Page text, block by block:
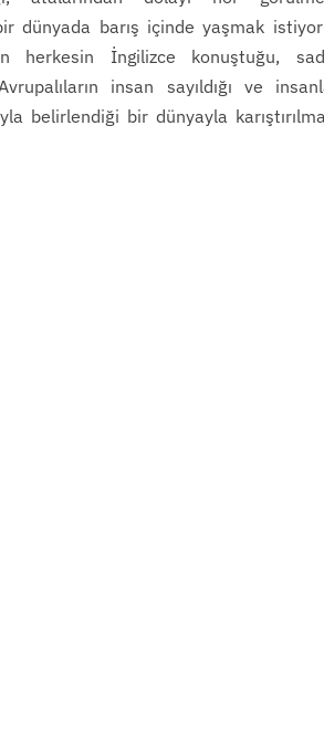
dünyada barış içinde yaşmak
herkesin İngilizce konuştuğu,
insan sayıldığı ve
belirlendiği bir dünyayla